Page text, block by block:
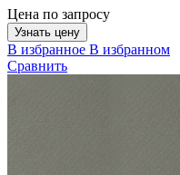
Цена по запросу
Узнать цену
В избранное В избранном
Сравнить